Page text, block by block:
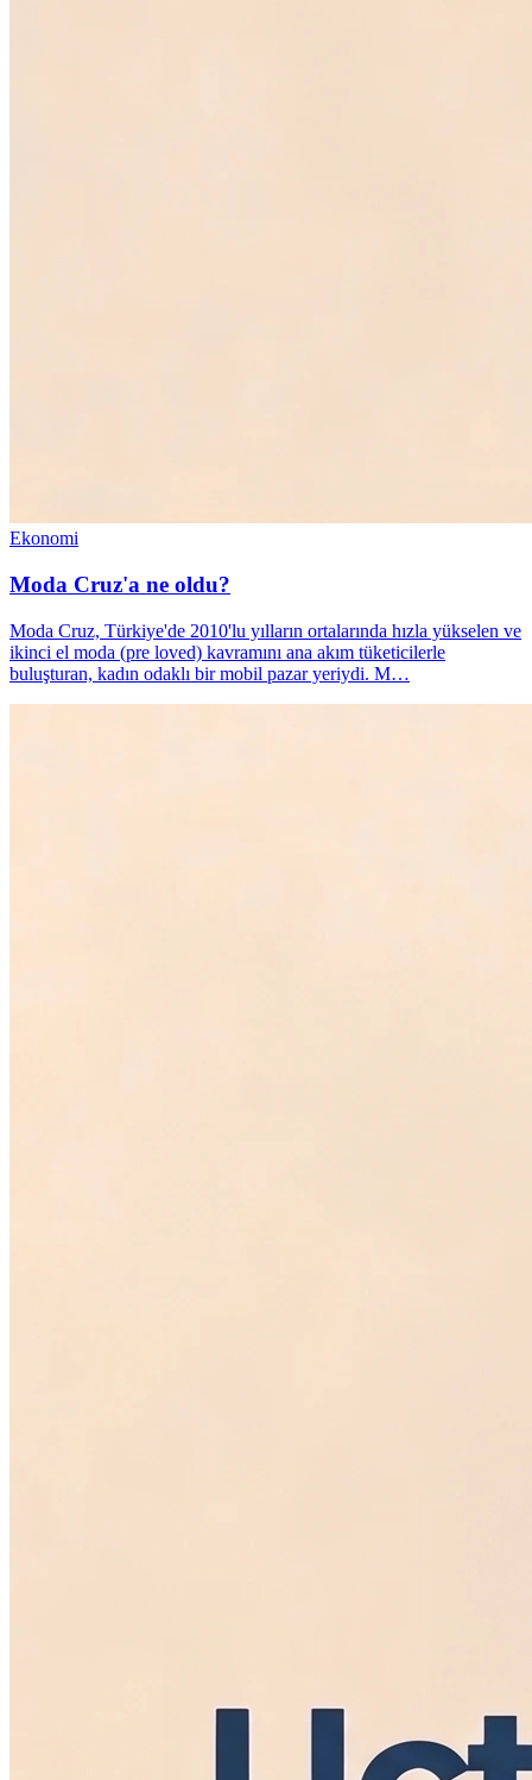
Ekonomi
Moda Cruz'a ne oldu?
Moda Cruz, Türkiye'de 2010'lu yılların ortalarında hızla yükselen ve
ikinci el moda (pre loved) kavramını ana akım tüketicilerle
buluşturan, kadın odaklı bir mobil pazar yeriydi. M…